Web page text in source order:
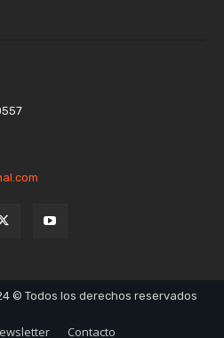
© Todos los derechos reservados
Contacto